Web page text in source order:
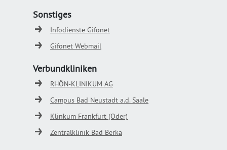
Sonstiges
Infodienste Gifonet
Gifonet Webmail
Verbundkliniken
RHÖN-KLINIKUM AG
Campus Bad Neustadt a.d. Saale
Klinkum Frankfurt (Oder)
Zentralklinik Bad Berka